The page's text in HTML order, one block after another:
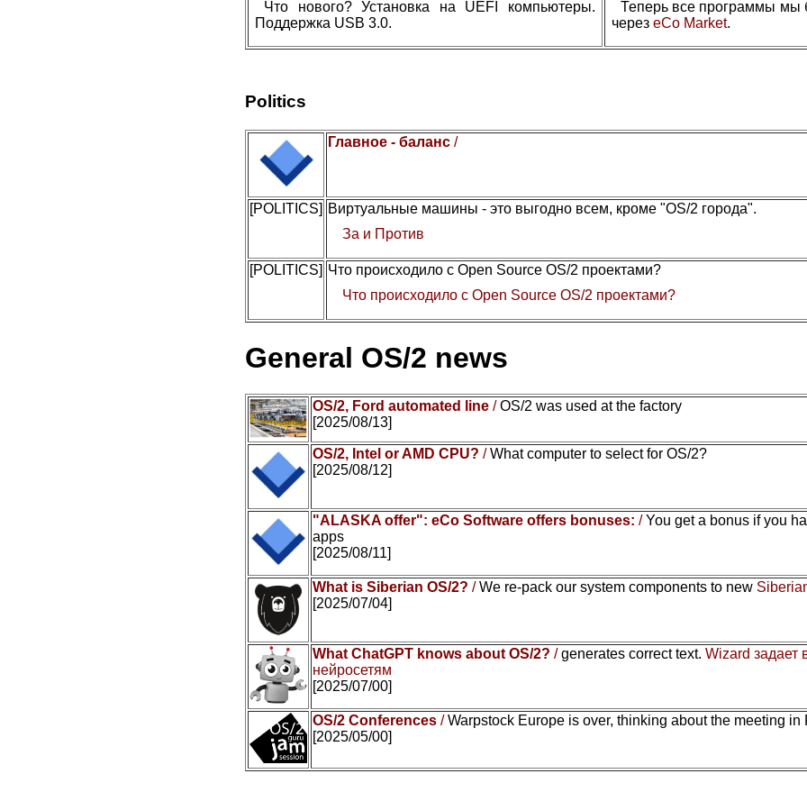
Что нового? Установка на UEFI компьютеры.
Поддержка USB 3.0.
Теперь все программы мы
через eCo Market.
Politics
Главное - баланс /
[POLITICS] Виртуальные машины - это выгодно всем, кроме "OS/2 города".
За и Против
[POLITICS] Что происходило с Open Source OS/2 проектами?
Что происходило с Open Source OS/2 проектами?
General OS/2 news
OS/2, Ford automated line /OS/2 was used at the factory
[2025/08/13]
OS/2, Intel or AMD CPU? /What computer to select for OS/2?
[2025/08/12]
"ALASKA offer": eCo Software offers bonuses: /You get a bonus if you
apps
[2025/08/11]
What is Siberian OS/2? /We re-pack our system components to new
[2025/07/04]
What ChatGPT knows about OS/2? /generates correct text. Wizard задает
нейросетям
[2025/07/00]
OS/2 Conferences /Warpstock Europe is over, thinking about the meeting in
[2025/05/00]